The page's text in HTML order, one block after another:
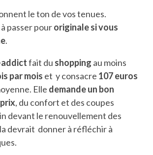
un
le ton de vos tenues.
passer pouroriginale si vous
.
fait du shopping au moins
par mois et y consacre 107 euros
Elle demande un bon
, du confort et des coupes
devant le renouvellement des
devrait donner à réfléchir à